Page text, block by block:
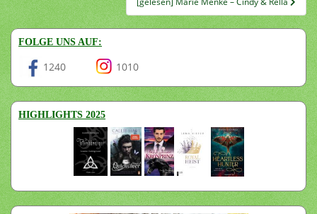
FOLGE UNS AUF:
1240 1010
HIGHLIGHTS 2025